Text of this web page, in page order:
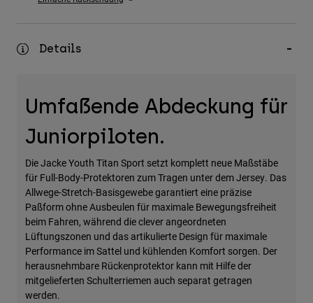
Alles in Accessoires
Alle anzeigen
Details
Umfaßende Abdeckung für
Juniorpiloten.
Die Jacke Youth Titan Sport setzt komplett neue Maßstäbe
für Full-Body-Protektoren zum Tragen unter dem Jersey. Das
Allwege-Stretch-Basisgewebe garantiert eine präzise
Paßform ohne Ausbeulen für maximale Bewegungsfreiheit
beim Fahren, während die clever angeordneten
Lüftungszonen und das artikulierte Design für maximale
Performance im Sattel und kühlenden Komfort sorgen. Der
herausnehmbare Rückenprotektor kann mit Hilfe der
mitgelieferten Schulterriemen auch separat getragen
werden.